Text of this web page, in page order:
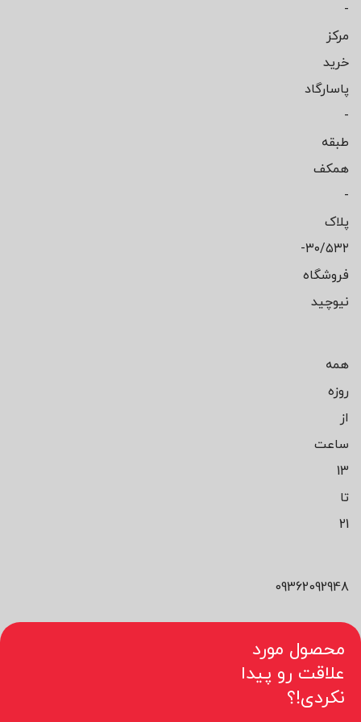
-
مرکز
خرید
پاسارگاد
-
طبقه
همکف
-
پلاک
۳۰/۵۳۲-
فروشگاه
نیوچید
همه
روزه
از
ساعت
13
تا
21
09362092948
محصول مورد
علاقت رو پیدا
نکردی!؟